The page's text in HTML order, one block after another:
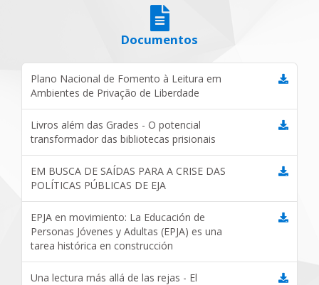
Documentos
Plano Nacional de Fomento à Leitura em
Ambientes de Privação de Liberdade
Livros além das Grades - O potencial
transformador das bibliotecas prisionais
EM BUSCA DE SAÍDAS PARA A CRISE DAS
POLÍTICAS PÚBLICAS DE EJA
EPJA en movimiento: La Educación de
Personas Jóvenes y Adultas (EPJA) es una
tarea histórica en construcción
Una lectura más allá de las rejas - El